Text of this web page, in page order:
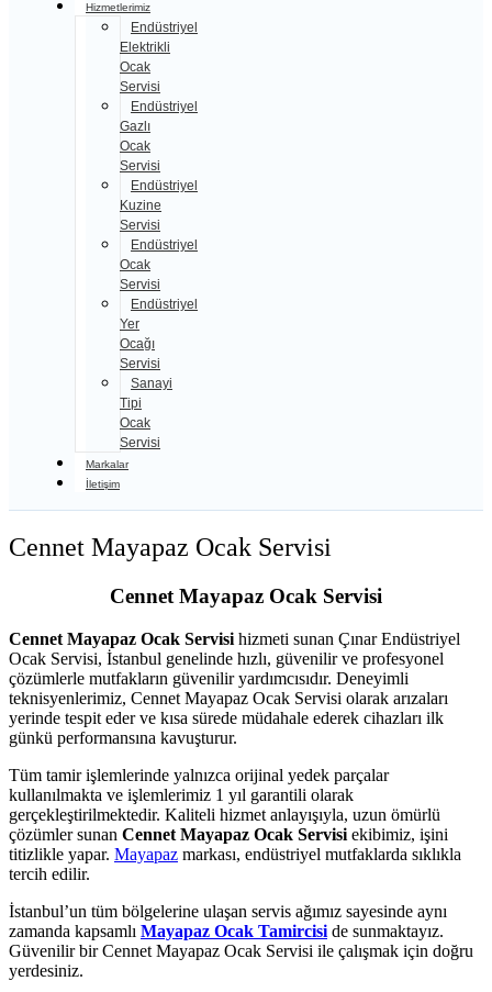
Hizmetlerimiz
Endüstriyel
Elektrikli
Ocak
Servisi
Endüstriyel
Gazlı
Ocak
Servisi
Endüstriyel
Kuzine
Servisi
Endüstriyel
Ocak
Servisi
Endüstriyel
Yer
Ocağı
Servisi
Sanayi
Tipi
Ocak
Servisi
Markalar
İletişim
Cennet Mayapaz Ocak Servisi
Cennet Mayapaz Ocak Servisi
Cennet Mayapaz Ocak Servisi hizmeti sunan Çınar Endüstriyel
Ocak Servisi, İstanbul genelinde hızlı, güvenilir ve profesyonel
çözümlerle mutfakların güvenilir yardımcısıdır. Deneyimli
teknisyenlerimiz, Cennet Mayapaz Ocak Servisi olarak arızaları
yerinde tespit eder ve kısa sürede müdahale ederek cihazları ilk
günkü performansına kavuşturur.
Tüm tamir işlemlerinde yalnızca orijinal yedek parçalar
kullanılmakta ve işlemlerimiz 1 yıl garantili olarak
gerçekleştirilmektedir. Kaliteli hizmet anlayışıyla, uzun ömürlü
çözümler sunan Cennet Mayapaz Ocak Servisi ekibimiz, işini
titizlikle yapar. Mayapaz markası, endüstriyel mutfaklarda sıklıkla
tercih edilir.
İstanbul’un tüm bölgelerine ulaşan servis ağımız sayesinde aynı
zamanda kapsamlı Mayapaz Ocak Tamircisi de sunmaktayız.
Güvenilir bir Cennet Mayapaz Ocak Servisi ile çalışmak için doğru
yerdesiniz.